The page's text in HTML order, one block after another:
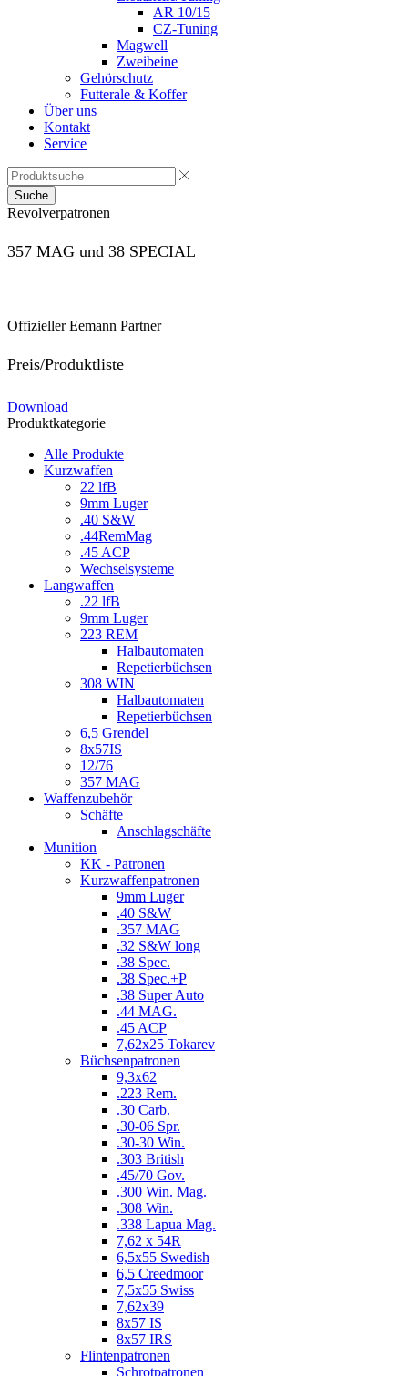
AR 10/15
CZ-Tuning
Magwell
Zweibeine
Gehörschutz
Futterale & Koffer
Über uns
Kontakt
Service
Suche
Revolverpatronen
357 MAG und 38 SPECIAL
Offizieller Eemann Partner
Preis/Produktliste
Download
Produktkategorie
Alle Produkte
Kurzwaffen
22 lfB
9mm Luger
.40 S&W
.44RemMag
.45 ACP
Wechselsysteme
Langwaffen
.22 lfB
9mm Luger
223 REM
Halbautomaten
Repetierbüchsen
308 WIN
Halbautomaten
Repetierbüchsen
6,5 Grendel
8x57IS
12/76
357 MAG
Waffenzubehör
Schäfte
Anschlagschäfte
Munition
KK - Patronen
Kurzwaffenpatronen
9mm Luger
.40 S&W
.357 MAG
.32 S&W long
.38 Spec.
.38 Spec.+P
.38 Super Auto
.44 MAG.
.45 ACP
7,62x25 Tokarev
Büchsenpatronen
9,3x62
.223 Rem.
.30 Carb.
.30-06 Spr.
.30-30 Win.
.303 British
.45/70 Gov.
.300 Win. Mag.
.308 Win.
.338 Lapua Mag.
7,62 x 54R
6,5x55 Swedish
6,5 Creedmoor
7,5x55 Swiss
7,62x39
8x57 IS
8x57 IRS
Flintenpatronen
Schrotpatronen